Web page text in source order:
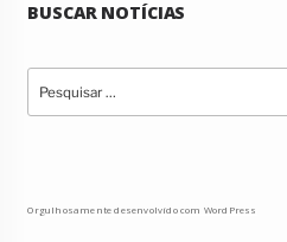
BUSCAR NOTÍCIAS
Pesquisar
por:
Orgulhosamente desenvolvido com WordPress